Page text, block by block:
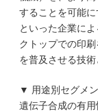
することを可能
といった企業に
クトップでの印
を普及させる技術
▼ 用途別セグメ
遺伝子合成の有